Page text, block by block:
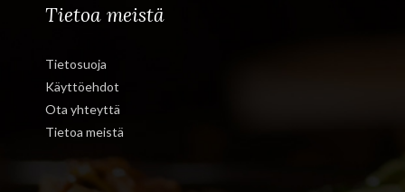
Tietoa meistä
Tietosuoja
Käyttöehdot
Ota yhteyttä
Tietoa meistä